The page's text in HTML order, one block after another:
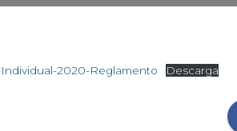
2020-Reglamento Descarga